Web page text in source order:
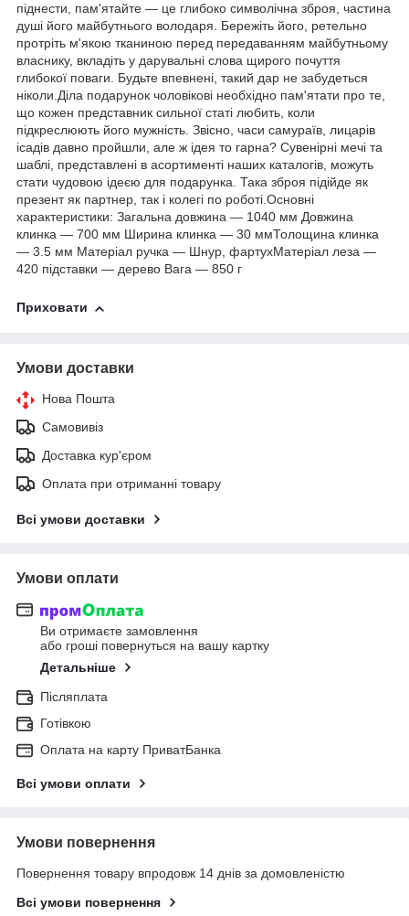
піднести, пам'ятайте — це глибоко символічна зброя, частина
душі його майбутнього володаря. Бережіть його, ретельно
протріть м'якою тканиною перед передаванням майбутньому
власнику, вкладіть у дарувальні слова щирого почуття
глибокої поваги. Будьте впевнені, такий дар не забудеться
ніколи.Діла подарунок чоловікові необхідно пам'ятати про те,
що кожен представник сильної статі любить, коли
підкреслюють його мужність. Звісно, часи самураїв, лицарів
ісадів давно пройшли, але ж ідея то гарна? Сувенірні мечі та
шаблі, представлені в асортименті наших каталогів, можуть
стати чудовою ідеєю для подарунка. Така зброя підійде як
презент як партнер, так і колегі по роботі.Основні
характеристики: Загальна довжина — 1040 мм Довжина
клинка — 700 мм Ширина клинка — 30 ммТолощина клинка
— 3.5 мм Матеріал ручка — Шнур, фартухМатеріал леза —
420 підставки — дерево Вага — 850 г
Приховати
Умови доставки
Нова Пошта
Самовивіз
Доставка кур'єром
Оплата при отриманні товару
Всі умови доставки
Умови оплати
Ви отримаєте замовлення
або гроші повернуться на вашу картку
Детальніше
Післяплата
Готівкою
Оплата на карту ПриватБанка
Всі умови оплати
Умови повернення
Повернення товару впродовж 14 днів за домовленістю
Всі умови повернення